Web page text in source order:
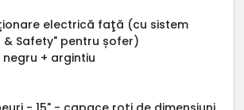
electrică faţă (cu sistem
& Safety" pentru șofer)
+ argintiu